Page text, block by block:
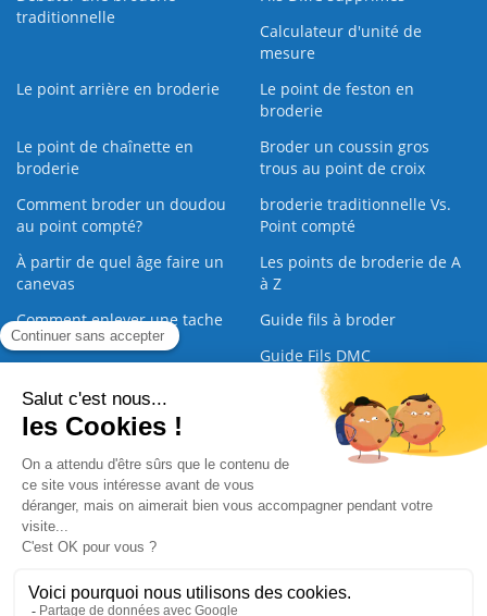
traditionnelle
Calculateur d'unité de
mesure
Le point arrière en broderie
Le point de feston en
broderie
Le point de chaînette en
broderie
Broder un coussin gros
trous au point de croix
Comment broder un doudou
au point compté?
broderie traditionnelle Vs.
Point compté
À partir de quel âge faire un
canevas
Les points de broderie de A
à Z
Comment enlever une tache
sur une broderie
Guide fils à broder
Guide Fils DMC
Guide de la Broderie
Commande Papier | Qui sommes nous | Nous contacter |